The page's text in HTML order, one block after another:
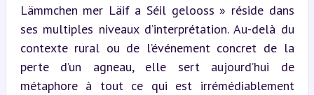
Lämmchen mer Läif a Séil gelooss » réside dans
ses multiples niveaux d’interprétation. Au-delà du
contexte rural ou de l’événement concret de la
perte d’un agneau, elle sert aujourd’hui de
métaphore à tout ce qui est irrémédiablement